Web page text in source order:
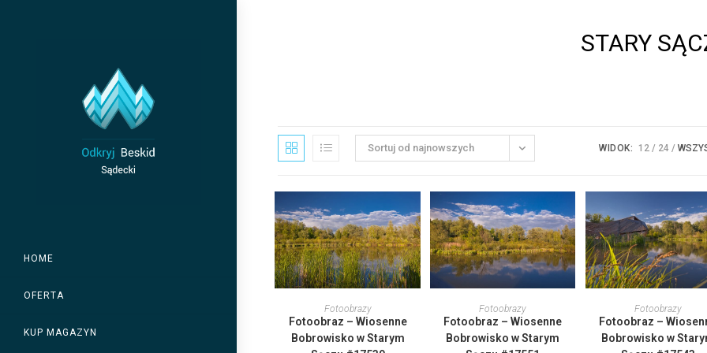
HOME
OFERTA
KUP MAGAZYN
STARY
Sortuj od najnowszych WIDOK: 12 24
WYBIERZ OPCJE
produkt
ma
wiele
wariantów.
Opcje
Fotoobrazy
Fotoobraz – Wiosenne
Bobrowisko w Starym
WYBIERZ OPCJE
produkt
ma
wiele
wariantów.
Opcje
Fotoobrazy
Fotoobraz – Wiosenne
Bobrowisko w Starym
WYBIERZ OPCJE
produkt
ma
wiele
Opcje
Fotoobrazy
Fotoobraz –
Bobrowisko w